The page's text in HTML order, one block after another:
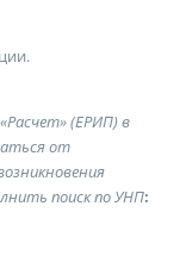
(ЕРИП) в
от
поиск по УНП: